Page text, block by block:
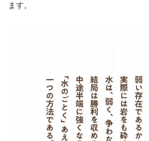
ます。